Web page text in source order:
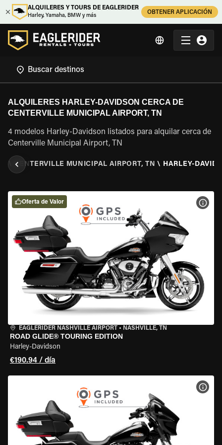
ALQUILERES Y TOURS DE EAGLERIDER
Harley, Yamaha, BMW y más
OBTENER APLICACIÓN
ALQUILERES HARLEY-DAVIDSON CERCA DE
CENTERVILLE MUNICIPAL AIRPORT, TN
4 modelos Harley-Davidson listados para alquilar cerca de
Centerville Municipal Airport, TN
\ CENTERVILLE MUNICIPAL AIRPORT, TN \ HARLEY-
EAGLERIDER NASHVILLE AIRPORT • NASHVILLE, TN
ROAD GLIDE® TOURING EDITION
Harley-Davidson
€190.94 / día
VER
Oferta de Valor
VER